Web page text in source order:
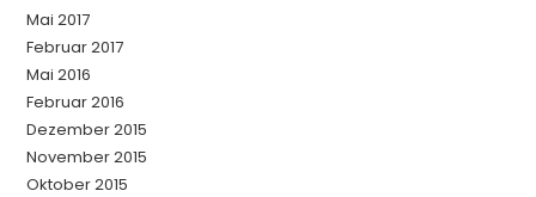
Mai 2017
Februar 2017
Mai 2016
Februar 2016
Dezember 2015
November 2015
Oktober 2015